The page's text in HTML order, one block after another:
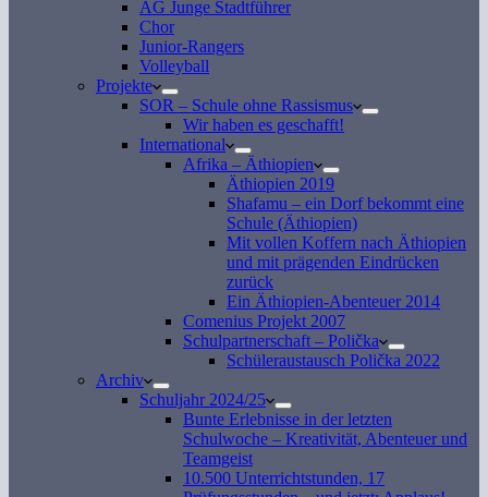
AG Junge Stadtführer
Chor
Junior-Rangers
Volleyball
Projekte
SOR – Schule ohne Rassismus
Wir haben es geschafft!
International
Afrika – Äthiopien
Äthiopien 2019
Shafamu – ein Dorf bekommt eine
Schule (Äthiopien)
Mit vollen Koffern nach Äthiopien
und mit prägenden Eindrücken
zurück
Ein Äthiopien-Abenteuer 2014
Comenius Projekt 2007
Schulpartnerschaft – Polička
Schüleraustausch Polička 2022
Archiv
Schuljahr 2024/25
Bunte Erlebnisse in der letzten
Schulwoche – Kreativität, Abenteuer und
Teamgeist
10.500 Unterrichtstunden, 17